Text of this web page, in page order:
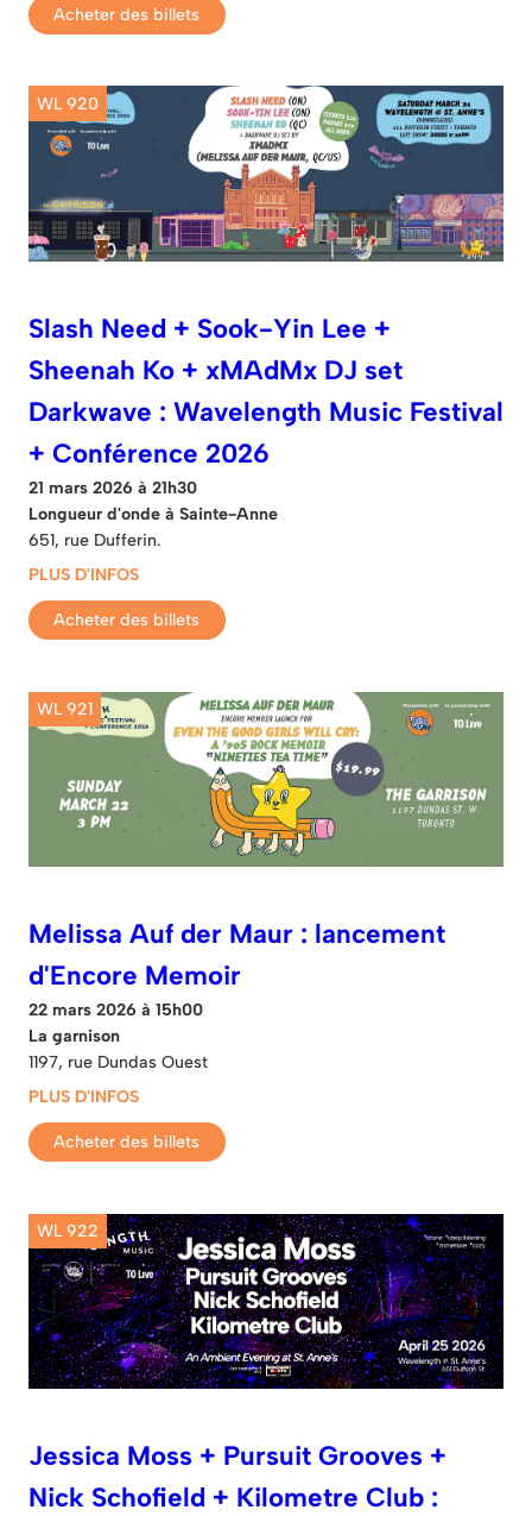
Acheter des billets
WL 920
Slash Need + Sook-Yin Lee +
Sheenah Ko + xMAdMx DJ set
Darkwave : Wavelength Music Festival
+ Conférence 2026
21 mars 2026 à 21h30
Longueur d'onde à Sainte-Anne
651, rue Dufferin.
PLUS D'INFOS
Acheter des billets
WL 921
Melissa Auf der Maur : lancement
d'Encore Memoir
22 mars 2026 à 15h00
La garnison
1197, rue Dundas Ouest
PLUS D'INFOS
Acheter des billets
WL 922
Jessica Moss + Pursuit Grooves +
Nick Schofield + Kilometre Club :